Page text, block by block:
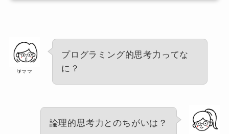
🔰ママ
プログラミング的思考力ってな
に？
論理的思考力とのちがいは？